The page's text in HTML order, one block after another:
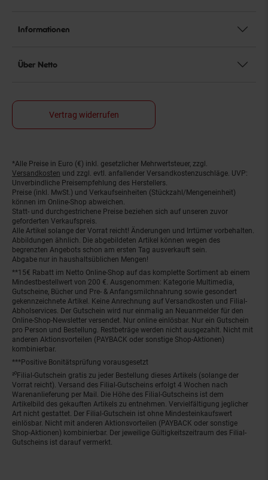
Informationen
Über Netto
Vertrag widerrufen
Fußnoten
*Alle Preise in Euro (€) inkl. gesetzlicher Mehrwertsteuer, zzgl.
Versandkosten und zzgl. evtl. anfallender Versandkostenzuschläge. UVP:
Unverbindliche Preisempfehlung des Herstellers.
Preise (inkl. MwSt.) und Verkaufseinheiten (Stückzahl/Mengeneinheit)
können im Online-Shop abweichen.
Statt- und durchgestrichene Preise beziehen sich auf unseren zuvor
geforderten Verkaufspreis.
Alle Artikel solange der Vorrat reicht! Änderungen und Irrtümer vorbehalten.
Abbildungen ähnlich. Die abgebildeten Artikel können wegen des
begrenzten Angebots schon am ersten Tag ausverkauft sein.
Abgabe nur in haushaltsüblichen Mengen!
**15€ Rabatt im Netto Online-Shop auf das komplette Sortiment ab einem
Mindestbestellwert von 200 €. Ausgenommen: Kategorie Multimedia,
Gutscheine, Bücher und Pre- & Anfangsmilchnahrung sowie gesondert
gekennzeichnete Artikel. Keine Anrechnung auf Versandkosten und Filial-
Abholservices. Der Gutschein wird nur einmalig an Neuanmelder für den
Online-Shop-Newsletter versendet. Nur online einlösbar. Nur ein Gutschein
pro Person und Bestellung. Restbeträge werden nicht ausgezahlt. Nicht mit
anderen Aktionsvorteilen (PAYBACK oder sonstige Shop-Aktionen)
kombinierbar.
***Positive Bonitätsprüfung vorausgesetzt
²⁰Filial-Gutschein gratis zu jeder Bestellung dieses Artikels (solange der
Vorrat reicht). Versand des Filial-Gutscheins erfolgt 4 Wochen nach
Warenanlieferung per Mail. Die Höhe des Filial-Gutscheins ist dem
Artikelbild des gekauften Artikels zu entnehmen. Vervielfältigung jeglicher
Art nicht gestattet. Der Filial-Gutschein ist ohne Mindesteinkaufswert
einlösbar. Nicht mit anderen Aktionsvorteilen (PAYBACK oder sonstige
Shop-Aktionen) kombinierbar. Der jeweilige Gültigkeitszeitraum des Filial-
Gutscheins ist darauf vermerkt.